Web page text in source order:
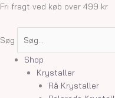
Gå
Fri fragt ved køb over 499 kr
Søg
Shop
Krystaller
Rå Krystaller
Tigerøje